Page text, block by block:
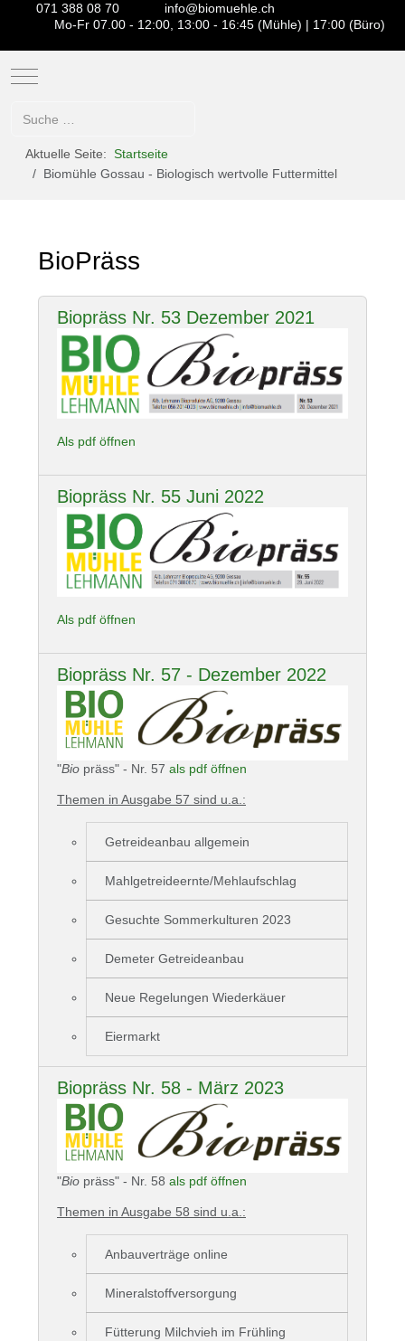
071 388 08 70
info@biomuehle.ch
Mo-Fr 07.00 - 12:00, 13:00 - 16:45 (Mühle) | 17:00 (Büro)
Mobile Menu Toggle
Aktuelle Seite: Startseite
Biomühle Gossau - Biologisch wertvolle Futtermittel
BioPräss
Biopräss Nr. 53 Dezember 2021
Als pdf öffnen
Biopräss Nr. 55 Juni 2022
Als pdf öffnen
Biopräss Nr. 57 - Dezember 2022
"Bio präss" - Nr. 57 als pdf öffnen
Themen in Ausgabe 57 sind u.a.:
Getreideanbau allgemein
Mahlgetreideernte/Mehlaufschlag
Gesuchte Sommerkulturen 2023
Demeter Getreideanbau
Neue Regelungen Wiederkäuer
Eiermarkt
Biopräss Nr. 58 - März 2023
"Bio präss" - Nr. 58 als pdf öffnen
Themen in Ausgabe 58 sind u.a.:
Anbauverträge online
Mineralstoffversorgung
Fütterung Milchvieh im Frühling